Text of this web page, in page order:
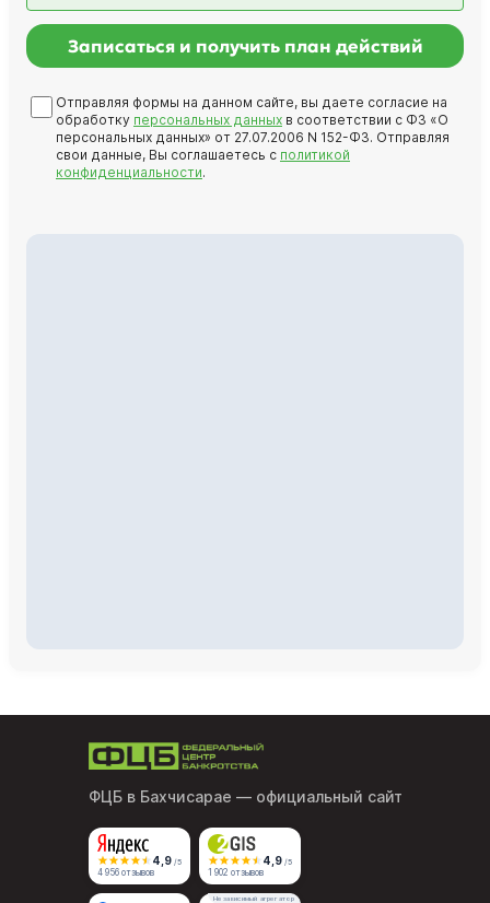
Записаться и получить план действий
Отправляя формы на данном сайте, вы даете согласие на
обработку персональных данных в соответствии с ФЗ «О
персональных данных» от 27.07.2006 N 152-ФЗ. Отправляя
свои данные, Вы соглашаетесь с политикой
конфиденциальности.
ФЦБ в Бахчисарае — официальный сайт
4,9 /5
4 956 отзывов
4,9 /5
1 902 отзывов
Независимый агрегатор